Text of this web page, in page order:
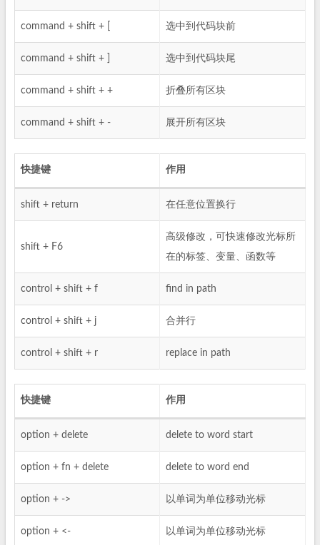
command + shift + [ 选中到代码块前
command + shift + ] 选中到代码块尾
command + shift + + 折叠所有区块
command + shift + - 展开所有区块
快捷键 作用
shift + return 在任意位置换行
shift + F6
高级修改，可快速修改光标所
在的标签、变量、函数等
control + shift + f find in path
control + shift + j 合并行
control + shift + r replace in path
快捷键 作用
option + delete delete to word start
option + fn + delete delete to word end
option + -> 以单词为单位移动光标
option + <- 以单词为单位移动光标